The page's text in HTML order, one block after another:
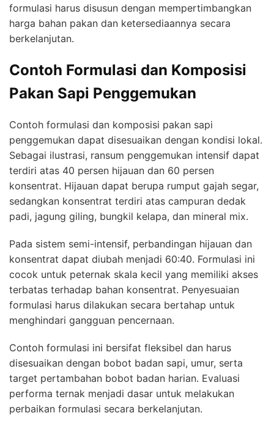
formulasi harus disusun dengan mempertimbangkan
harga bahan pakan dan ketersediaannya secara
berkelanjutan.
Contoh Formulasi dan Komposisi
Pakan Sapi Penggemukan
Contoh formulasi dan komposisi pakan sapi
penggemukan dapat disesuaikan dengan kondisi lokal.
Sebagai ilustrasi, ransum penggemukan intensif dapat
terdiri atas 40 persen hijauan dan 60 persen
konsentrat. Hijauan dapat berupa rumput gajah segar,
sedangkan konsentrat terdiri atas campuran dedak
padi, jagung giling, bungkil kelapa, dan mineral mix.
Pada sistem semi-intensif, perbandingan hijauan dan
konsentrat dapat diubah menjadi 60:40. Formulasi ini
cocok untuk peternak skala kecil yang memiliki akses
terbatas terhadap bahan konsentrat. Penyesuaian
formulasi harus dilakukan secara bertahap untuk
menghindari gangguan pencernaan.
Contoh formulasi ini bersifat fleksibel dan harus
disesuaikan dengan bobot badan sapi, umur, serta
target pertambahan bobot badan harian. Evaluasi
performa ternak menjadi dasar untuk melakukan
perbaikan formulasi secara berkelanjutan.